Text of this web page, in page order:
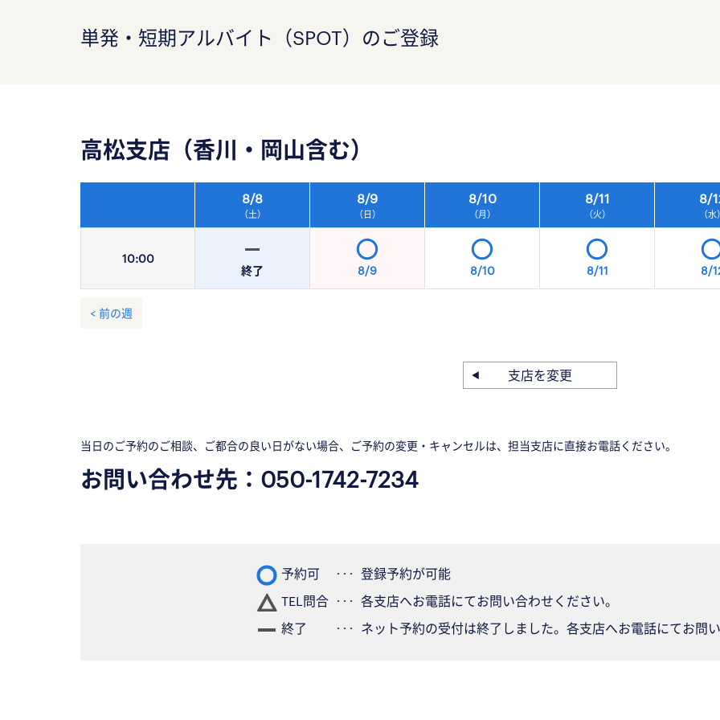
単発・短期アルバイト（SPOT）のご登録
高松支店（香川・岡山含む）
10:00
8/8
（土）
8/9
（日）
8/10
（月）
8/11
（火）
8/
（水）
終了 8/9 8/10 8/11 8/
< 前の週
支店を変更
当日のご予約のご相談、ご都合の良い日がない場合、ご予約の変更・キャンセルは、担当支店に直接お電話ください。
お問い合わせ先： 050-1742-7234
予約可
登録予約が可能
TEL問合
各支店へお電話にてお問い合わせください。
終了
ネット予約の受付は終了しました。各支店へお電話にてお問い